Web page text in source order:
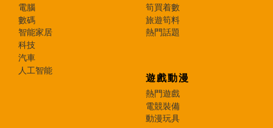
電腦
數碼
智能家居
科技
汽車
人工智能
筍買着數
旅遊筍料
熱門話題
遊戲動漫
熱門遊戲
電競裝備
動漫玩具